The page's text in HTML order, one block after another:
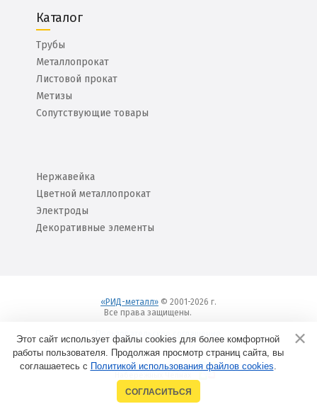
Каталог
Трубы
Металлопрокат
Листовой прокат
Метизы
Сопутствующие товары
Нержавейка
Цветной металлопрокат
Электроды
Декоративные элементы
«РИД-металл»© 2001-2026 г.
Все права защищены.
Пользовательское соглашение
Создание сайтов в
Этот сайт использует файлы cookies для более комфортной
работы пользователя. Продолжая просмотр страниц сайта, вы
соглашаетесь с Политикой использования файлов cookies.
СОГЛАСИТЬСЯ